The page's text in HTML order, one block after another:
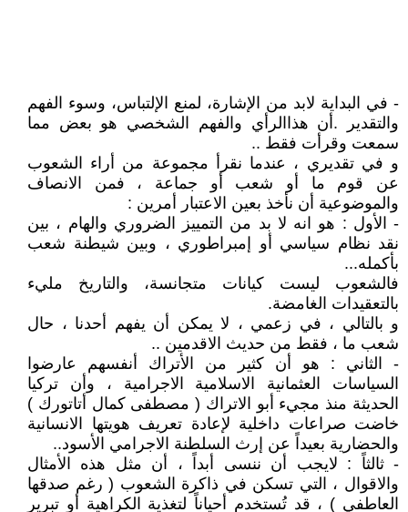
- في البداية لابد من الإشارة، لمنع الإلتباس، وسوء الفهم
والتقدير .أن هذاالرأي والفهم الشخصي هو بعض مما
سمعت وقرأت فقط ..
و في تقديري ، عندما نقرأ مجموعة من أراء الشعوب
عن قوم ما أو شعب أو جماعة ، فمن الانصاف
والموضوعية أن نأخذ بعين الاعتبار أمرين :
- الأول : هو انه لا بد من التمييز الضروري والهام ، بين
نقد نظام سياسي أو إمبراطوري ، وبين شيطنة شعب
بأكمله...
فالشعوب ليست كيانات متجانسة، والتاريخ مليء
بالتعقيدات الغامضة.
و بالتالي ، في زعمي ، لا يمكن أن يفهم أحدنا ، حال
شعب ما ، فقط من حديث الاقدمين ..
- الثاني : هو أن كثير من الأتراك أنفسهم عارضوا
السياسات العثمانية الاسلامية الاجرامية ، وأن تركيا
الحديثة منذ مجيء أبو الاتراك ( مصطفى كمال أتاتورك )
خاضت صراعات داخلية لإعادة تعريف هويتها الانسانية
والحضارية بعيداً عن إرث السلطنة الاجرامي الأسود..
- ثالثاً : لايجب أن ننسى أبداً ، أن مثل هذه الأمثال
والاقوال ، التي تسكن في ذاكرة الشعوب ( رغم صدقها
العاطفي ) ، قد تُستخدم أحياناً لتغذية الكراهية أو تبرير